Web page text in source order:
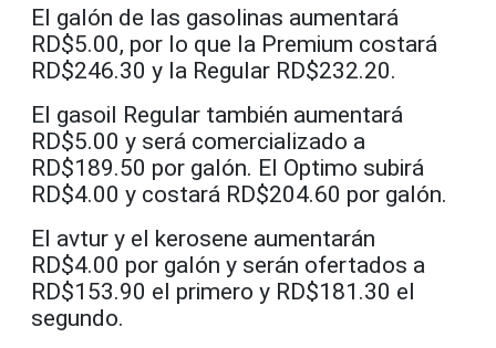
El galón de las gasolinas aumentará
RD$5.00, por lo que la Premium costará
RD$246.30 y la Regular RD$232.20.
El gasoil Regular también aumentará
RD$5.00 y será comercializado a
RD$189.50 por galón. El Optimo subirá
RD$4.00 y costará RD$204.60 por galón.
El avtur y el kerosene aumentarán
RD$4.00 por galón y serán ofertados a
RD$153.90 el primero y RD$181.30 el
segundo.